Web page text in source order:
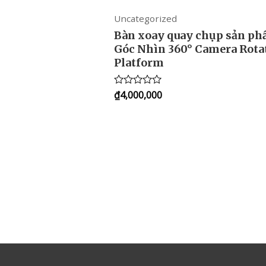
Uncategorized
Bàn xoay quay chụp sản
Góc Nhìn 360° Camera
Platform
Rated
0
₫4,000,000